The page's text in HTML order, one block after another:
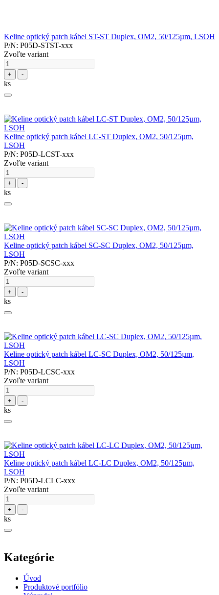
Keline optický patch kábel ST-ST Duplex, OM2, 50/125µm, LSOH
P/N: P05D-STST-xxx
Zvoľte variant
+ -
ks
Keline optický patch kábel LC-ST Duplex, OM2, 50/125µm,
LSOH
P/N: P05D-LCST-xxx
Zvoľte variant
+ -
ks
Keline optický patch kábel SC-SC Duplex, OM2, 50/125µm,
LSOH
P/N: P05D-SCSC-xxx
Zvoľte variant
+ -
ks
Keline optický patch kábel LC-SC Duplex, OM2, 50/125µm,
LSOH
P/N: P05D-LCSC-xxx
Zvoľte variant
+ -
ks
Keline optický patch kábel LC-LC Duplex, OM2, 50/125µm,
LSOH
P/N: P05D-LCLC-xxx
Zvoľte variant
+ -
ks
Kategórie
Úvod
Produktové portfólio